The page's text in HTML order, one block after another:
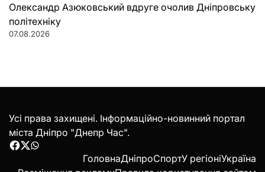
Олександр Азюковський вдруге очолив Дніпровську
політехніку
07.08.2026
Усі права захищені. Інформаційно-новинний портал
міста Дніпро "Днепр Час".
Facebook
Twitter
WhatsApp
ГоловнаДніпроСпортУ регіоніУкраїна